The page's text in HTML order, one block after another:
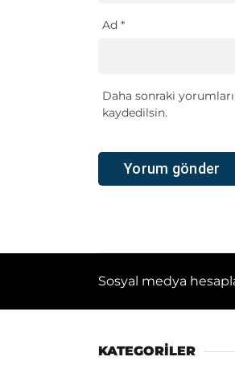
Ad *
Daha sonraki
kaydedilsin.
Sosyal medya
KATEGORİLER